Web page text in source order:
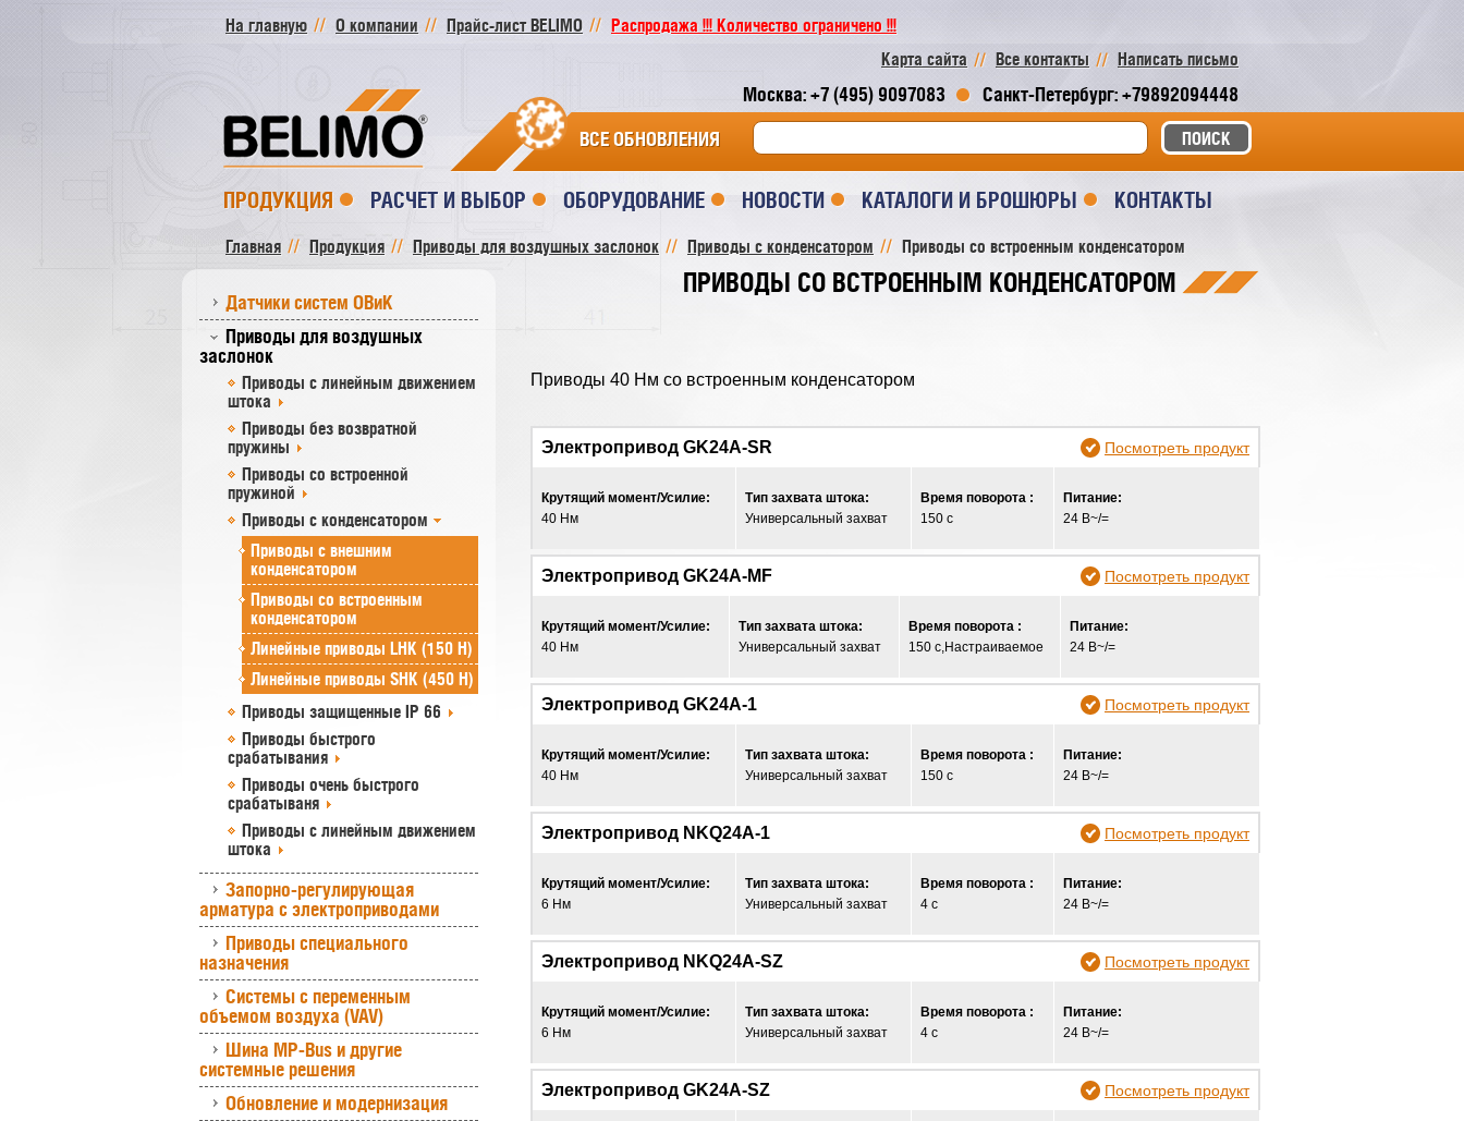
На главную О компании Прайс-лист BELIMO
Распродажа !!! Количество ограничено !!!
Карта сайта
Все контакты Написать письмо
Москва: +7 (495) 9097083
Санкт-Петербург: +79892094448
ВСЕ ОБНОВЛЕНИЯ
ПРОДУКЦИЯ РАСЧЕТ И ВЫБОР ОБОРУДОВАНИЕ НОВОСТИ КАТАЛОГИ И БРОШЮРЫ КОНТАКТЫ
Главная Продукция Приводы для воздушных заслонок Приводы с конденсатором Приводы со встроенным конденсатором
Датчики систем ОВиК
Приводы для воздушных
заслонок
Приводы с линейным движением
штока
Приводы без возвратной
пружины
Приводы со встроенной
пружиной
Приводы с конденсатором
Приводы с внешним
конденсатором
Приводы со встроенным
конденсатором
Линейные приводы LHK (150 Н)
Линейные приводы SHK (450 Н)
Приводы защищенные IP 66
Приводы быстрого
срабатывания
Приводы очень быстрого
срабатываня
Приводы с линейным движением
штока
Запорно-регулирующая
арматура с электроприводами
Приводы специального
назначения
Системы с переменным
объемом воздуха (VAV)
Шина MP-Bus и другие
системные решения
Обновление и модернизация
ПРИВОДЫ СО ВСТРОЕННЫМ КОНДЕНСАТОРОМ
Приводы 40 Нм со встроенным конденсатором
Электропривод GK24A-SR Посмотреть продукт
Крутящий момент/Усилие:
40 Нм
Тип захвата штока:
Универсальный захват
Время поворота :
150 с
Питание:
24 В~/=
Электропривод GK24A-MF Посмотреть продукт
Крутящий момент/Усилие:
40 Нм
Тип захвата штока:
Универсальный захват
Время поворота :
150 с,Настраиваемое
Питание:
24 В~/=
Электропривод GK24A-1 Посмотреть продукт
Крутящий момент/Усилие:
40 Нм
Тип захвата штока:
Универсальный захват
Время поворота :
150 с
Питание:
24 В~/=
Электропривод NKQ24A-1 Посмотреть продукт
Крутящий момент/Усилие:
6 Нм
Тип захвата штока:
Универсальный захват
Время поворота :
4 с
Питание:
24 В~/=
Электропривод NKQ24A-SZ Посмотреть продукт
Крутящий момент/Усилие:
6 Нм
Тип захвата штока:
Универсальный захват
Время поворота :
4 с
Питание:
24 В~/=
Электропривод GK24A-SZ Посмотреть продукт